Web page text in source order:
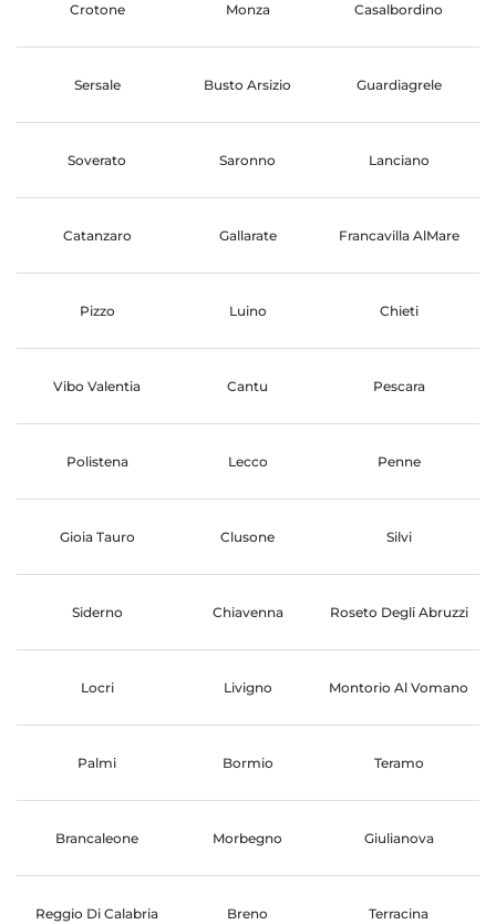
Crotone Monza Casalbordino
Sersale Busto Arsizio Guardiagrele
Soverato Saronno Lanciano
Catanzaro Gallarate Francavilla AlMare
Pizzo Luino Chieti
Vibo Valentia Cantu Pescara
Polistena Lecco Penne
Gioia Tauro Clusone Silvi
Siderno Chiavenna Roseto Degli Abruzzi
Locri Livigno Montorio Al Vomano
Palmi Bormio Teramo
Brancaleone Morbegno Giulianova
Reggio Di Calabria Breno Terracina